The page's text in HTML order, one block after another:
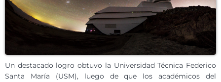
Un destacado logro obtuvo la Universidad Técnica Federico
Santa María (USM), luego de que los académicos del